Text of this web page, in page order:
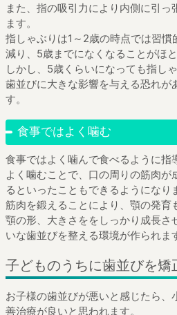
また、指の吸引力により内側に引
ます。
指しゃぶりは1～2歳の時点では習慣
減り、5歳までになくなることがほと
しかし、5歳くらいになっても指し
歯並びに大きな影響を与える恐れが
す。
食事ではよく噛む
食事ではよく噛んで食べるように指
よく噛むことで、口の周りの筋肉が
るといったこともできるようになり
筋肉を鍛えることにより、顎の発育
顎の形、大きさををしっかり成長さ
いな歯並びを整える環境が作られま
子どものうちに歯並びを矯
お子様の歯並びが悪いと感じたら、
善治療が良いと思われます。